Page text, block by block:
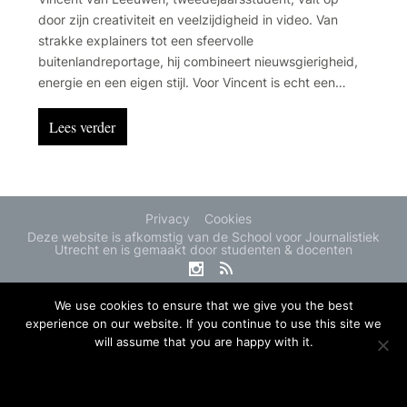
door zijn creativiteit en veelzijdigheid in video. Van
strakke explainers tot een sfeervolle
buitenlandreportage, hij combineert nieuwsgierigheid,
energie en een eigen stijl. Voor Vincent is echt een
geïnspireerd. Zijn docenten prijzen zijn professionele
blik en experimenteerdrang, terwijl hij ook zijn
Lees verder
Privacy
Cookies
Deze website is afkomstig van de School voor Journalistiek
Utrecht en is gemaakt door studenten & docenten
We use cookies to ensure that we give you the best
experience on our website. If you continue to use this site we
will assume that you are happy with it.